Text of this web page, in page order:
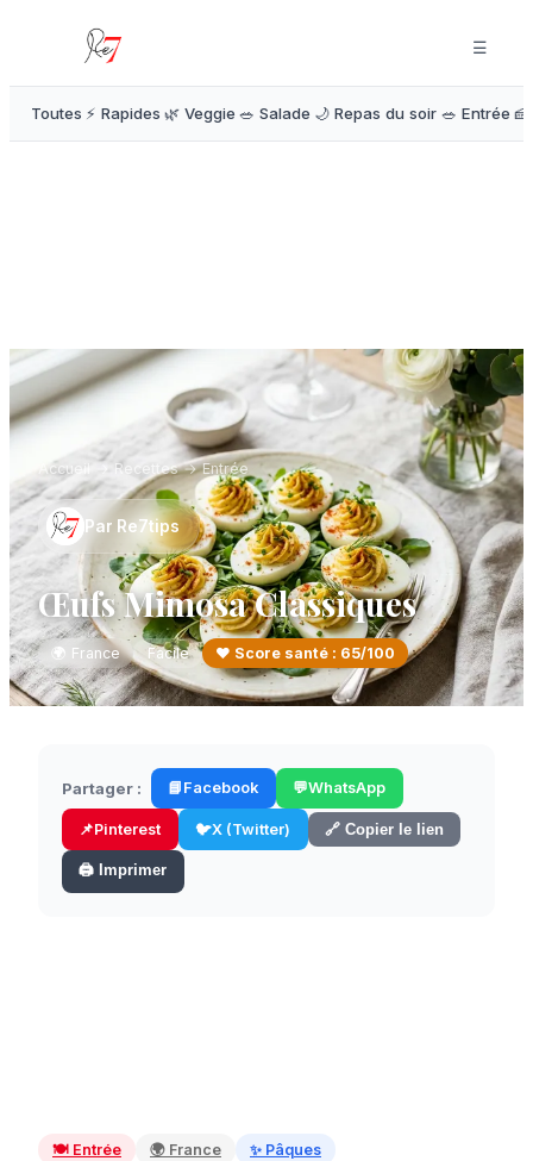
☰
Toutes ⚡ Rapides 🌿 Veggie 🥗 Salade 🌙 Repas du soir 🥗 Entrée
Accueil → Recettes→Entrée
Par Re7tips
Œufs Mimosa Classiques
🌍 France Facile ❤️ Score santé : 65/100
Partager : 📘 Facebook 💬WhatsApp
📌Pinterest 🐦X (Twitter) 🔗 Copier le lien
🖨️ Imprimer
🍽️ Entrée 🌍 France ✨ Pâques